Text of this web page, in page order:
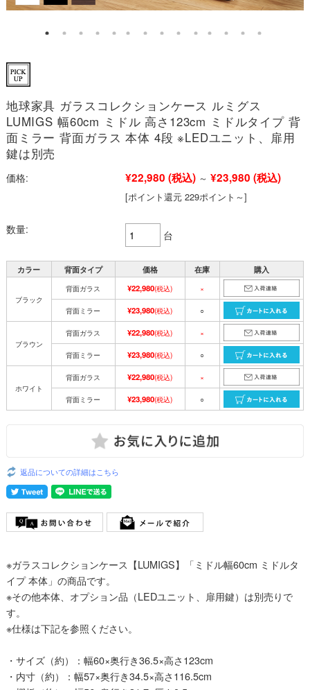
地球家具 ガラスコレクションケース ルミグス
LUMIGS 幅60cm ミドル 高さ123cm ミドルタイプ 背
面ミラー 背面ガラス 本体 4段 ※LEDユニット、扉用
鍵は別売
価格: ¥22,980 (税込) ～ ¥23,980 (税込)
[ポイント還元 229ポイント～]
数量: 台
カラー 背面タイプ 価格 在庫 購入
ブラック
背面ガラス ¥22,980(税込) ×
背面ミラー ¥23,980(税込) ○
ブラウン
背面ガラス ¥22,980(税込) ×
背面ミラー ¥23,980(税込) ○
ホワイト
背面ガラス ¥22,980(税込) ×
背面ミラー ¥23,980(税込) ○
返品についての詳細はこちら
※ガラスコレクションケース【LUMIGS】「ミドル幅60cm ミドルタ
イプ 本体」の商品です。
※その他本体、オプション品（LEDユニット、扉用鍵）は別売りで
す。
※仕様は下記を参照ください。
・サイズ（約）：幅60×奥行き36.5×高さ123cm
・内寸（約）：幅57×奥行き34.5×高さ116.5cm